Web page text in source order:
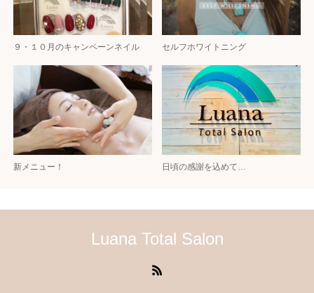
９・１０月のキャンペーンネイル セルフホワイトニング
新メニュー！ 日頃の感謝を込めて…
Luana Total Salon